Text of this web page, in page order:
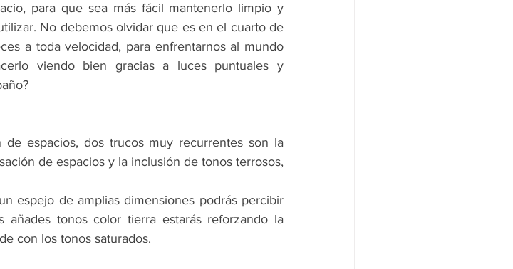
para que sea más fácil mantenerlo limpio y
No debemos olvidar que es en el cuarto de
a toda velocidad, para enfrentarnos al mundo
viendo bien gracias a luces puntuales y
espacios, dos trucos muy recurrentes son la
de espacios y la inclusión de tonos terrosos,
espejo de amplias dimensiones podrás percibir
añades tonos color tierra estarás reforzando la
con los tonos saturados.